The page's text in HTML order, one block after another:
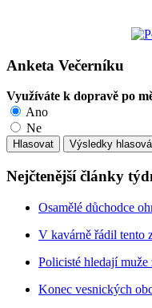
Anketa Večerníku
Využíváte k dopravě po
Ano
Ne
Nejčtenější články
Osamělé důchodce
V kavárně řádil tento
Policisté hledají
Konec vesnických